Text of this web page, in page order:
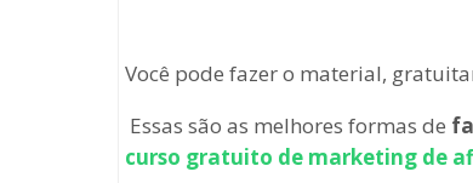
Você pode fazer o material,
Essas são as melhores formas de
curso gratuito de marketing de